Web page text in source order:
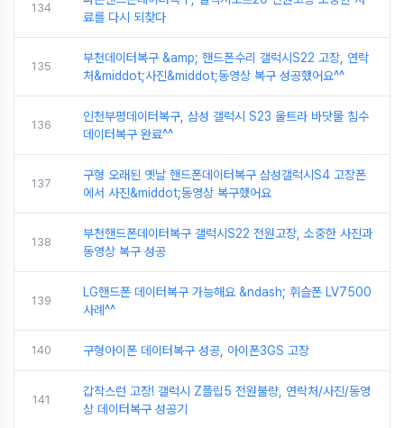
134
료를 다시 되찾다
135
부천데이터복구 &amp; 핸드폰수리 갤럭시S22 고장, 연락
처&middot;사진&middot;동영상 복구 성공했어요^^
136
인천부평데이터복구, 삼성 갤럭시 S23 울트라 바닷물 침수
데이터복구 완료^^
137
구형 오래된 옛날 핸드폰데이터복구 삼성갤럭시S4 고장폰
에서 사진&middot;동영상 복구했어요
138
부천핸드폰데이터복구 갤럭시S22 전원고장, 소중한 사진과
동영상 복구 성공
139
LG핸드폰 데이터복구 가능해요 &ndash; 휘슬폰 LV7500
사례^^
140 구형아이폰 데이터복구 성공, 아이폰3GS 고장
141
갑작스런 고장! 갤럭시 Z플립5 전원불량, 연락처/사진/동영
상 데이터복구 성공기